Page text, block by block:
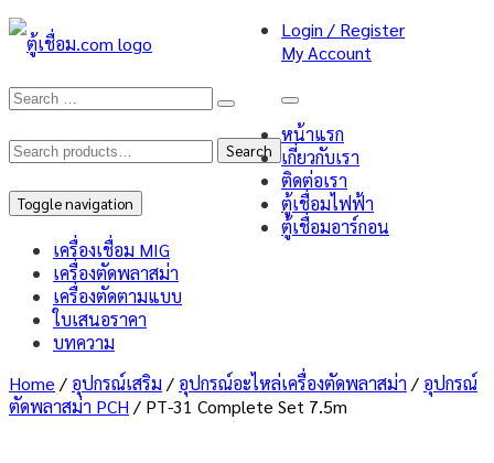
Search
for:
Search
Toggle navigation
Login / Register
My Account
หน้าแรก
เกี่ยวกับเรา
ติดต่อเรา
ตู้เชื่อมไฟฟ้า
ตู้เชื่อมอาร์กอน
เครื่องเชื่อม MIG
เครื่องตัดพลาสม่า
เครื่องตัดตามแบบ
ใบเสนอราคา
บทความ
Home / อุปกรณ์เสริม / อุปกรณ์อะไหล่เครื่องตัดพลาสม่า / อุปกรณ์
ตัดพลาสม่า PCH / PT-31 Complete Set 7.5m